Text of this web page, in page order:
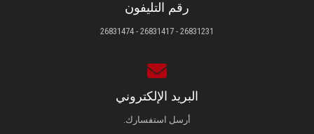
رقم التليفون
26831231 - 26831417 - 26831474
البريد الإلكتروني
أرسل استفسارك.